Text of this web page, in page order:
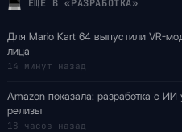
ЕЩЁ В «РАЗРАБОТКА»
Для Mario Kart 64 выпустили VR-
лица
14 минут назад
Amazon показала: разработка с ИИ
релизы
18 часов назад